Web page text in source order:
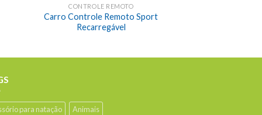
CONTROLE REMOTO
Carro Controle Remoto Sport
Recarregável
para natação
Animais